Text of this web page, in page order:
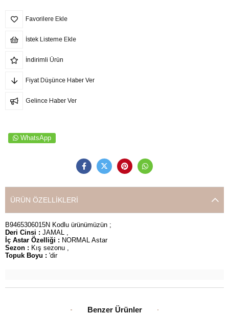
Favorilere Ekle
İstek Listeme Ekle
İndirimli Ürün
Fiyat Düşünce Haber Ver
Gelince Haber Ver
WhatsApp
ÜRÜN ÖZELLIKLERI
B9465306015N Kodlu ürünümüzün ;
Deri Cinsi : JAMAL ,
İç Astar Özelliği : NORMAL Astar
Sezon : Kış sezonu ,
Topuk Boyu : 'dir
Benzer Ürünler